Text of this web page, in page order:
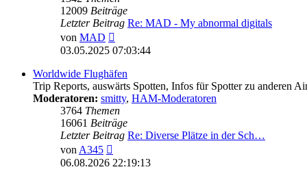
12009 Beiträge
Letzter Beitrag Re: MAD - My abnormal digitals
von MAD
Beitrag
03.05.2025 07:03:44
Worldwide Flughäfen
Trip Reports, auswärts Spotten, Infos für Spotter zu anderen
Moderatoren: smitty, HAM-Moderatoren
3764 Themen
16061 Beiträge
Letzter Beitrag Re: Diverse Plätze in der Sch…
vonA345
Beitrag
06.08.2026 22:19:13